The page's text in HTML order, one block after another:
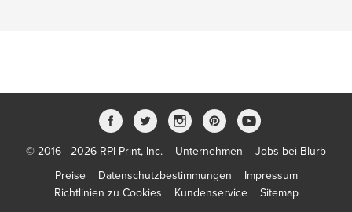
© 2016 - 2026 RPI Print, Inc. Unternehmen
Jobs bei Blurb
Preise
Datenschutzbestimmungen
Impressum
Richtlinien zu Cookies
Kundenservice Sitemap